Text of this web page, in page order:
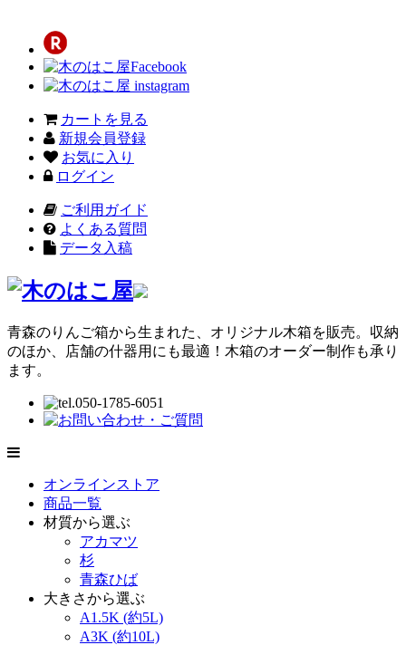
カートを見る
新規会員登録
お気に入り
ログイン
ご利用ガイド
よくある質問
データ入稿
青森のりんご箱から生まれた、オリジナル木箱を販売。収納
のほか、店舗の什器用にも最適！木箱のオーダー制作も承り
ます。
オンラインストア
商品一覧
材質から選ぶ
アカマツ
杉
青森ひば
大きさから選ぶ
A1.5K (約5L)
A3K (約10L)